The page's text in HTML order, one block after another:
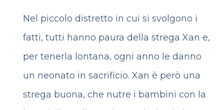
Nel piccolo distretto in cui si svolgono i
fatti, tutti hanno paura della strega Xan e,
per tenerla lontana, ogni anno le danno
un neonato in sacrificio. Xan è però una
strega buona, che nutre i bambini con la